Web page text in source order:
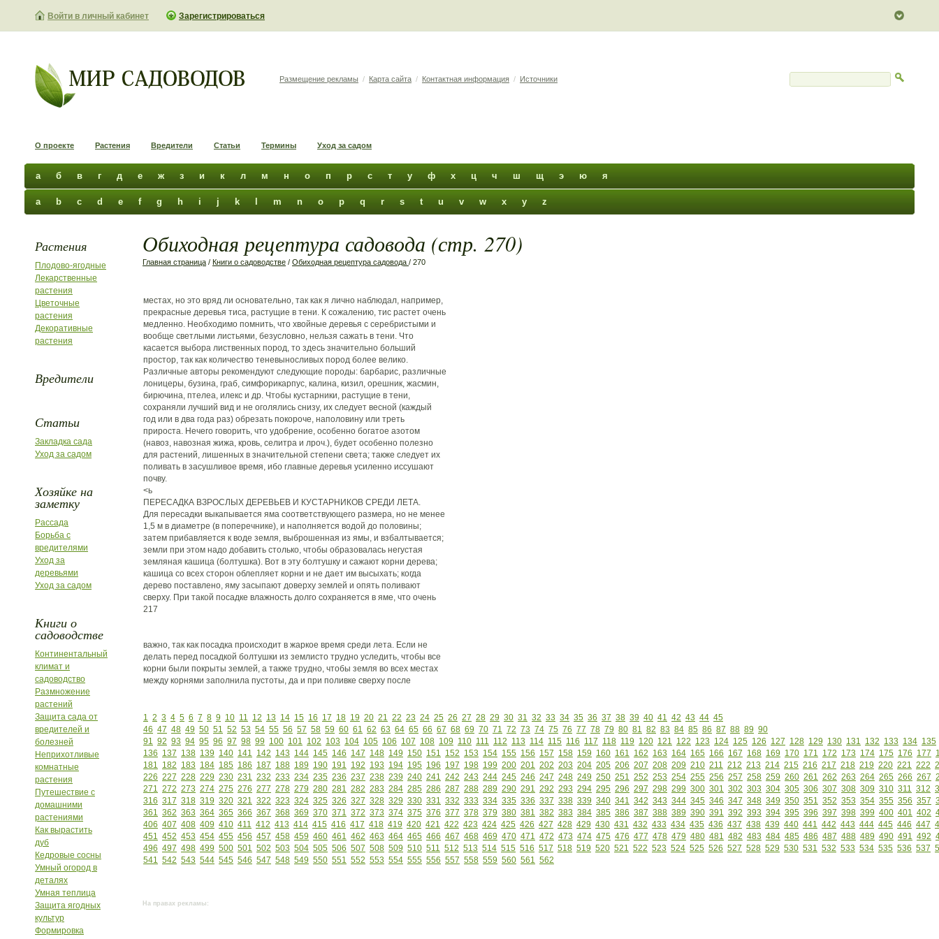
Войти в личный кабинет Зарегистрироваться
Размещение рекламы / Карта сайта / Контактная информация / Источники
О проекте Растения Вредители Статьи Термины Уход за садом
а б в г д е ж з и к л м н о п р с т у ф х ц ч ш щ э ю я
a b c d e f g h i j k m n o p q r s t u v w x y z
Растения
Плодово-ягодные
Лекарственные
растения
Цветочные
растения
Декоративные
растения
Вредители
Статьи
Закладка сада
Уход за садом
Хозяйке на
заметку
Рассада
Борьба с
вредителями
Уход за
деревьями
Уход за садом
Книги о
садоводстве
Континентальный
климат и
садоводство
Размножение
растений
Защита сада от
вредителей и
болезней
Неприхотливые
комнатные
растения
Путешествие с
домашними
растениями
Как вырастить
дуб
Кедровые сосны
Умный огород в
деталях
Умная теплица
Защита ягодных
культур
Формировка
Обиходная рецептура садовода (стр. 270)
Главная страница / Книги о садоводстве / Обиходная рецептура садовода / 270
местах, но это вряд ли основательно, так как я лично наблюдал, например,
прекрасные деревья тиса, растущие в тени. К сожалению, тис растет очень
медленно. Необходимо помнить, что хвойные деревья с серебристыми и
вообще светлыми листьями, безусловно, нельзя сажать в тени. Что
касается выбора лиственных пород, то здесь значительно больший
простор, так как количество теневыносливых пород более велико.
Различные авторы рекомендуют следующие породы: барбарис, различные
лоницеры, бузина, граб, симфорикарпус, калина, кизил, орешник, жасмин,
бирючина, птелеа, илекс и др. Чтобы кустарники, растущие в тени,
сохраняли лучший вид и не оголялись снизу, их следует весной (каждый
год или в два года раз) обрезать покороче, наполовину или треть
прироста. Нечего говорить, что удобрение, особенно богатое азотом
(навоз, навозная жижа, кровь, селитра и лроч.), будет особенно полезно
для растений, лишенных в значительной степени света; также следует их
поливать в засушливое время, ибо главные деревья усиленно иссушают
почву.
<ь
ПЕРЕСАДКА ВЗРОСЛЫХ ДЕРЕВЬЕВ И КУСТАРНИКОВ СРЕДИ ЛЕТА.
Для пересадки выкапывается яма соответствующего размера, но не менее
1,5 м в диаметре (в поперечнике), и наполняется водой до половины;
затем прибавляется к воде земля, выброшенная из ямы, и взбалтывается;
земли при этом надо добавить столько, чтобы образовалась негустая
земляная кашица (болтушка). Вот в эту болтушку и сажают корни дерева;
кашица со всех сторон облепляет корни и не дает им высыхать; когда
дерево поставлено, яму засыпают доверху землей и опять поливают
сверху. При такой посадке влажность долго сохраняется в яме, что очень
217
важно, так как посадка происходит в жаркое время среди лета. Если не
делать перед посадкой болтушки из землисто трудно уследить, чтобы все
корни были покрыты землей, а также трудно, чтобы земля во всех местах
между корнями заполнила пустоты, да и при поливке сверху после
1 2 3 4 5 6 7 8 9 10 11 12 13 14 15 16 17 18 19 20 21 22 23 24 25 26 27 28 29 30 31 32 33 34 35 36 37 38 39 40 41 42 43 44 45
46 47 48 49 50 51 52 53 54 55 56 57 58 59 60 61 62 63 64 65 66 67 68 69 70 71 72 73 74 75 76 77 78 79 80 81 82 83 84 85 86 87 88 89 90
91 92 93 94 95 96 97 98 99 100 101 102 103 104 105 106 107 108 109 110 111 112 113 114 115 116 117 118 119 120 121 122 123 124 125 126 127 128 129 130 131 132 133 134 135
136 137 138 139 140 141 142 143 144 145 146 147 148 149 150 151 152 153 154 155 156 157 158 159 160 161 162 163 164 165 166 167 168 169 170 171 172 173 174 175 176 177
181 182 183 184 185 186 187 188 189 190 191 192 193 194 195 196 197 198 199 200 201 202 203 204 205 206 207 208 209 210 211 212 213 214 215 216 217 218 219 220 221 222
226 227 228 229 230 231 232 233 234 235 236 237 238 239 240 241 242 243 244 245 246 247 248 249 250 251 252 253 254 255 256 257 258 259 260 261 262 263 264 265 266 267
271 272 273 274 275 276 277 278 279 280 281 282 283 284 285 286 287 288 289 290 291 292 293 294 295 296 297 298 299 300 301 302 303 304 305 306 307 308 309 310 311 312
316 317 318 319 320 321 322 323 324 325 326 327 328 329 330 331 332 333 334 335 336 337 338 339 340 341 342 343 344 345 346 347 348 349 350 351 352 353 354 355 356 357
361 362 363 364 365 366 367 368 369 370 371 372 373 374 375 376 377 378 379 380 381 382 383 384 385 386 387 388 389 390 391 392 393 394 395 396 397 398 399 400 401 402
406 407 408 409 410 411 412 413 414 415 416 417 418 419 420 421 422 423 424 425 426 427 428 429 430 431 432 433 434 435 436 437 438 439 440 441 442 443 444 445 446 447
451 452 453 454 455 456 457 458 459 460 461 462 463 464 465 466 467 468 469 470 471 472 473 474 475 476 477 478 479 480 481 482 483 484 485 486 487 488 489 490 491 492
496 497 498 499 500 501 502 503 504 505 506 507 508 509 510 511 512 513 514 515 516 517 518 519 520 521 522 523 524 525 526 527 528 529 530 531 532 533 534 535 536 537
541 542 543 544 545 546 547 548 549 550 551 552 553 554 555 556 557 558 559 560 561 562
На правах рекламы: